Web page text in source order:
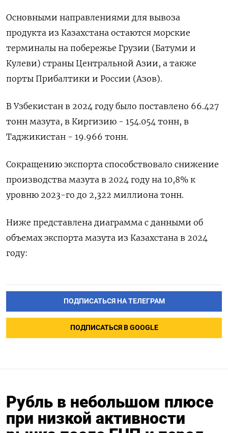
Основными направлениями для вывоза
продукта из Казахстана остаются морские
терминалы на побережье Грузии (Батуми и
Кулеви) страны Центральной Азии, а также
порты Прибалтики и России (Азов).
В Узбекистан в 2024 году было поставлено 66.427
тонн мазута, в Киргизию - 154.054 тонн, в
Таджикистан - 19.966 тонн.
Сокращению экспорта способствовало снижение
производства мазута в 2024 году на 10,8% к
уровню 2023-го до 2,322 миллиона тонн.
Ниже представлена диаграмма с данными об
объемах экспорта мазута из Казахстана в 2024
году:
ПОДПИСАТЬСЯ НА ТЕЛЕГРАМ
ПОДПИСАТЬСЯ В GOOGLE
Рубль в небольшом плюсе
при низкой активности